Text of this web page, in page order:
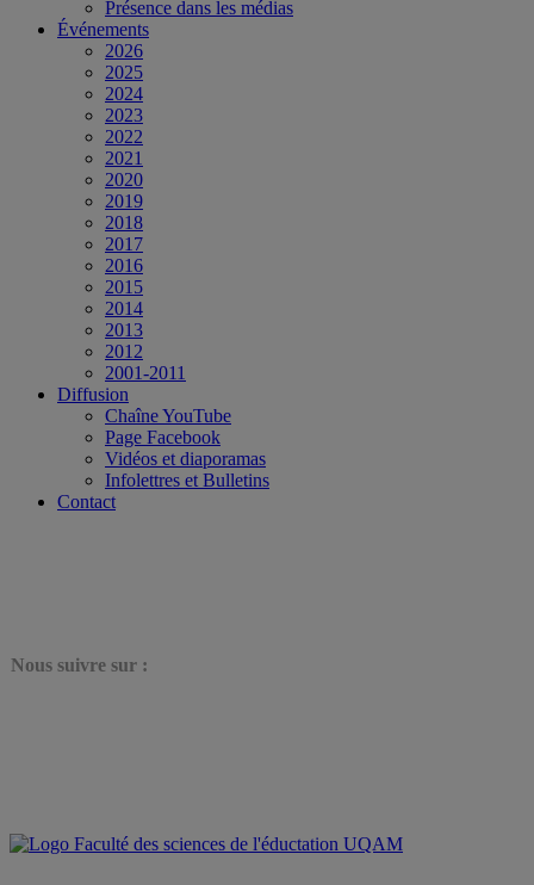
Présence dans les médias
Événements
2026
2025
2024
2023
2022
2021
2020
2019
2018
2017
2016
2015
2014
2013
2012
2001-2011
Diffusion
Chaîne YouTube
Page Facebook
Vidéos et diaporamas
Infolettres et Bulletins
Contact
Nous suivre sur :